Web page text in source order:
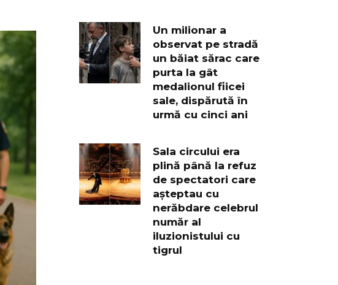
Un milionar a
observat pe stradă
un băiat sărac care
purta la gât
medalionul fiicei
sale, dispărută în
urmă cu cinci ani
Sala circului era
plină până la refuz
de spectatori care
așteptau cu
nerăbdare celebrul
număr al
iluzionistului cu
tigrul